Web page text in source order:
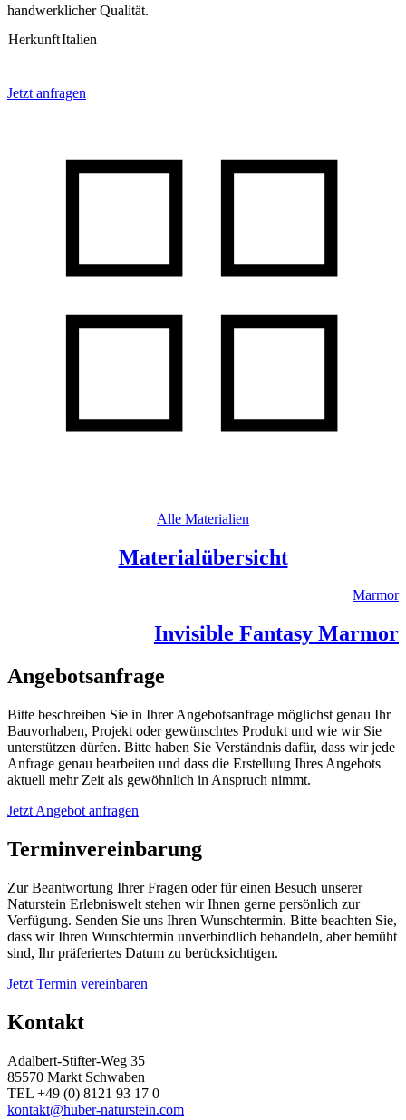
handwerklicher Qualität.
HerkunftItalien
Jetzt anfragen
Alle Materialien
Materialübersicht
Marmor
Invisible Fantasy Marmor
Angebotsanfrage
Bitte beschreiben Sie in Ihrer Angebotsanfrage möglichst genau Ihr
Bauvorhaben, Projekt oder gewünschtes Produkt und wie wir Sie
unterstützen dürfen. Bitte haben Sie Verständnis dafür, dass wir jede
Anfrage genau bearbeiten und dass die Erstellung Ihres Angebots
aktuell mehr Zeit als gewöhnlich in Anspruch nimmt.
Jetzt Angebot anfragen
Terminvereinbarung
Zur Beantwortung Ihrer Fragen oder für einen Besuch unserer
Naturstein Erlebniswelt stehen wir Ihnen gerne persönlich zur
Verfügung. Senden Sie uns Ihren Wunschtermin. Bitte beachten Sie,
dass wir Ihren Wunschtermin unverbindlich behandeln, aber bemüht
sind, Ihr präferiertes Datum zu berücksichtigen.
Jetzt Termin vereinbaren
Kontakt
Adalbert-Stifter-Weg 35
85570 Markt Schwaben
TEL +49 (0) 8121 93 17 0
kontakt@huber-naturstein.com